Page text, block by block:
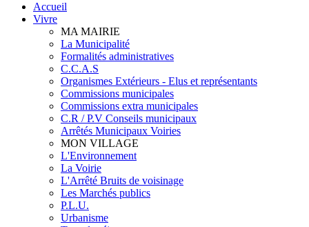
Accueil
Vivre
MA MAIRIE
La Municipalité
Formalités administratives
C.C.A.S
Organismes Extérieurs - Elus et représentants
Commissions municipales
Commissions extra municipales
C.R / P.V Conseils municipaux
Arrêtés Municipaux Voiries
MON VILLAGE
L'Environnement
La Voirie
L'Arrêté Bruits de voisinage
Les Marchés publics
P.L.U.
Urbanisme